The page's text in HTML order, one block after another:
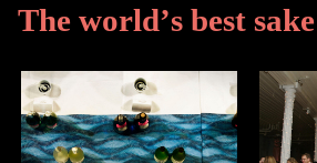
The world’s best sake